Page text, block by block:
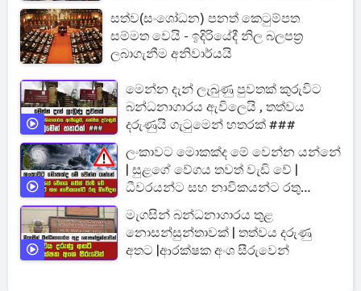
යන අලුත්ම තීරණය මෙන්න
සත්ව(සංශෝධන) පනත් කෙටුම්පත
සම්මත වෙයි - ඉදිරියේදී නිල බලපත්‍ර
ලබාගැනීම අනිවාර්යයි
මෙන්න දැන් ලැබුණු පුවතක් කුරුවිට
බන්ධනාගාරය ඇවිලෙයි , තත්වය
දරුණුයි ගැටුමෙන් හතරක් ###
ලංකාවට මොකක්ද මේ වෙන්න යන්නේ
| සුළගේ වේගය තවත් වැඩි වේ |
ධීවරයන්ට සහ නාවිකයන්ට රතු
නිවේදන
මැගසින් බන්ධනාගාරය තුළ
නොසන්සුන්තාවක් | තත්වය දරුණු
අතට |ආරක්ෂක අංශ සීරුවෙන්